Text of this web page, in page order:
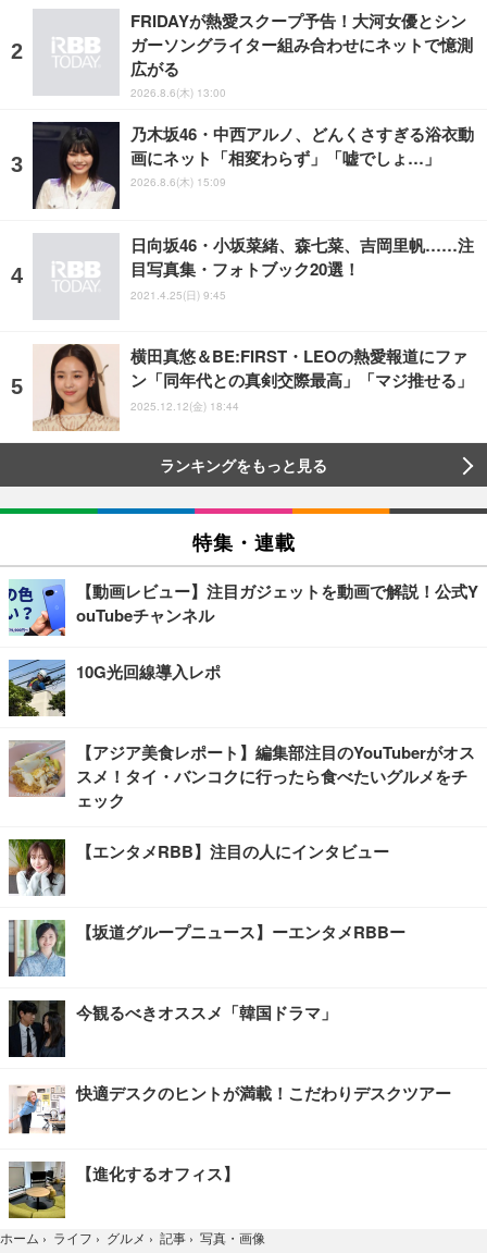
FRIDAYが熱愛スクープ予告！大河女優とシン
ガーソングライター組み合わせにネットで憶測
広がる
2026.8.6(木) 13:00
乃木坂46・中西アルノ、どんくさすぎる浴衣動
画にネット「相変わらず」「嘘でしょ…」
2026.8.6(木) 15:09
日向坂46・小坂菜緒、森七菜、吉岡里帆……注
目写真集・フォトブック20選！
2021.4.25(日) 9:45
横田真悠＆BE:FIRST・LEOの熱愛報道にファ
ン「同年代との真剣交際最高」「マジ推せる」
2025.12.12(金) 18:44
ランキングをもっと見る
特集・連載
【動画レビュー】注目ガジェットを動画で解説！公式Y
ouTubeチャンネル
10G光回線導入レポ
【アジア美食レポート】編集部注目のYouTuberがオス
スメ！タイ・バンコクに行ったら食べたいグルメをチ
ェック
【エンタメRBB】注目の人にインタビュー
【坂道グループニュース】ーエンタメRBBー
今観るべきオススメ「韓国ドラマ」
快適デスクのヒントが満載！こだわりデスクツアー
【進化するオフィス】
ホーム › ライフ › グルメ › 記事 › 写真・画像